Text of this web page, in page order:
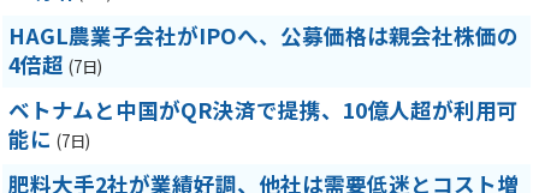
HAGL農業子会社がIPOへ、公募価格は親会社株価の
4倍超 (7日)
ベトナムと中国がQR決済で提携、10億人超が利用可
能に (7日)
肥料大手2社が業績好調、他社は需要低迷とコスト増